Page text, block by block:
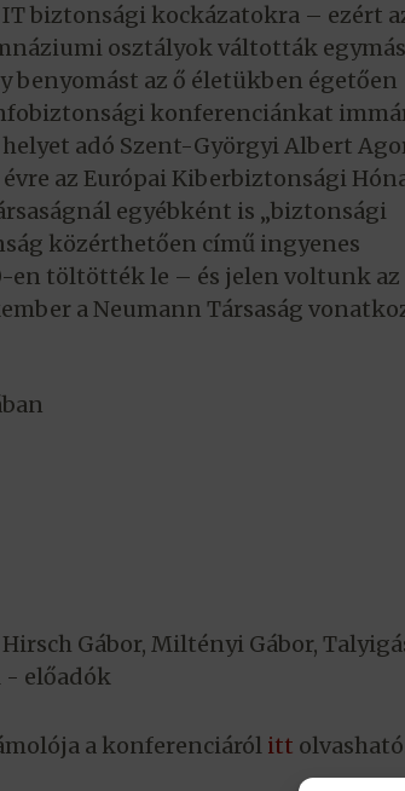
biztonsági kockázatokra – ezért
osztályok váltották
az ő életükben égetően
konferenciánkat
adó Szent-Györgyi Albert
az Európai Kiberbiztonsági
egyébként is „biztonsági
közérthetően című ingyenes
töltötték le – és jelen voltunk az
a Neumann Társaság
Gábor, Miltényi Gábor,
- előadók
a konferenciáról itt